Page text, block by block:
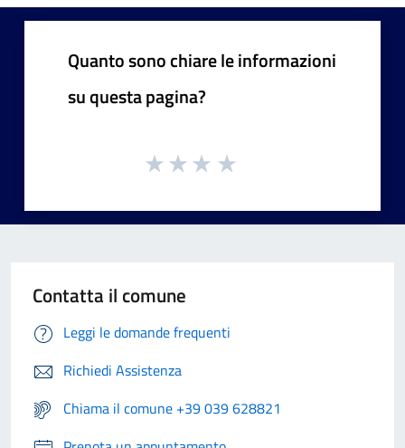
Quanto sono chiare le informazioni
su questa pagina?
Contatta il comune
Leggi le domande frequenti
Richiedi Assistenza
Chiama il comune +39 039 628821